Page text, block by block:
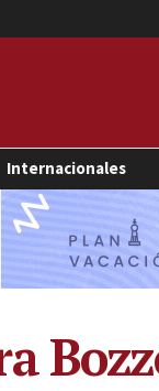
Internacionales